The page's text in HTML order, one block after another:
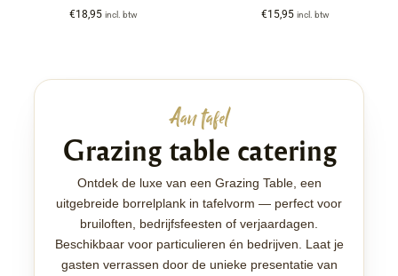
€18,95 incl. btw €15,95 incl. btw
Aan tafel
Grazing table catering
Ontdek de luxe van een Grazing Table, een
uitgebreide borrelplank in tafelvorm — perfect voor
bruiloften, bedrijfsfeesten of verjaardagen.
Beschikbaar voor particulieren én bedrijven. Laat je
gasten verrassen door de unieke presentatie van